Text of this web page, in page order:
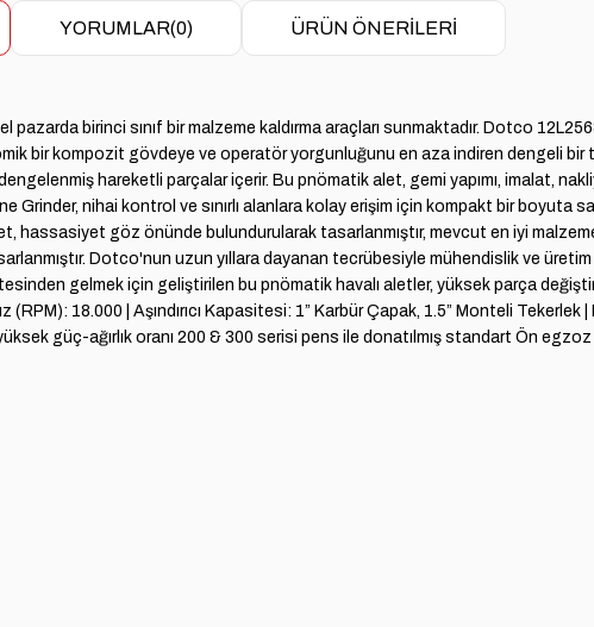
YORUMLAR(0) ÜRÜN ÖNERILERI
birinci sınıf bir malzeme kaldırma araçları sunmaktadır. Dotco
bir kompozit gövdeye ve operatör yorgunluğunu en aza indiren dengeli
hareketli parçalar içerir. Bu pnömatik alet, gemi yapımı, imalat,
nihai kontrol ve sınırlı alanlara kolay erişim için kompakt bir boyuta
göz önünde bulundurularak tasarlanmıştır, mevcut en iyi
Dotco'nun uzun yıllara dayanan tecrübesiyle mühendislik ve
gelmek için geliştirilen bu pnömatik havalı aletler, yüksek parça
18.000 | Aşındırıcı Kapasitesi: 1” Karbür Çapak, 1.5” Monteli
güç-ağırlık oranı 200 & 300 serisi pens ile donatılmış standart Ön